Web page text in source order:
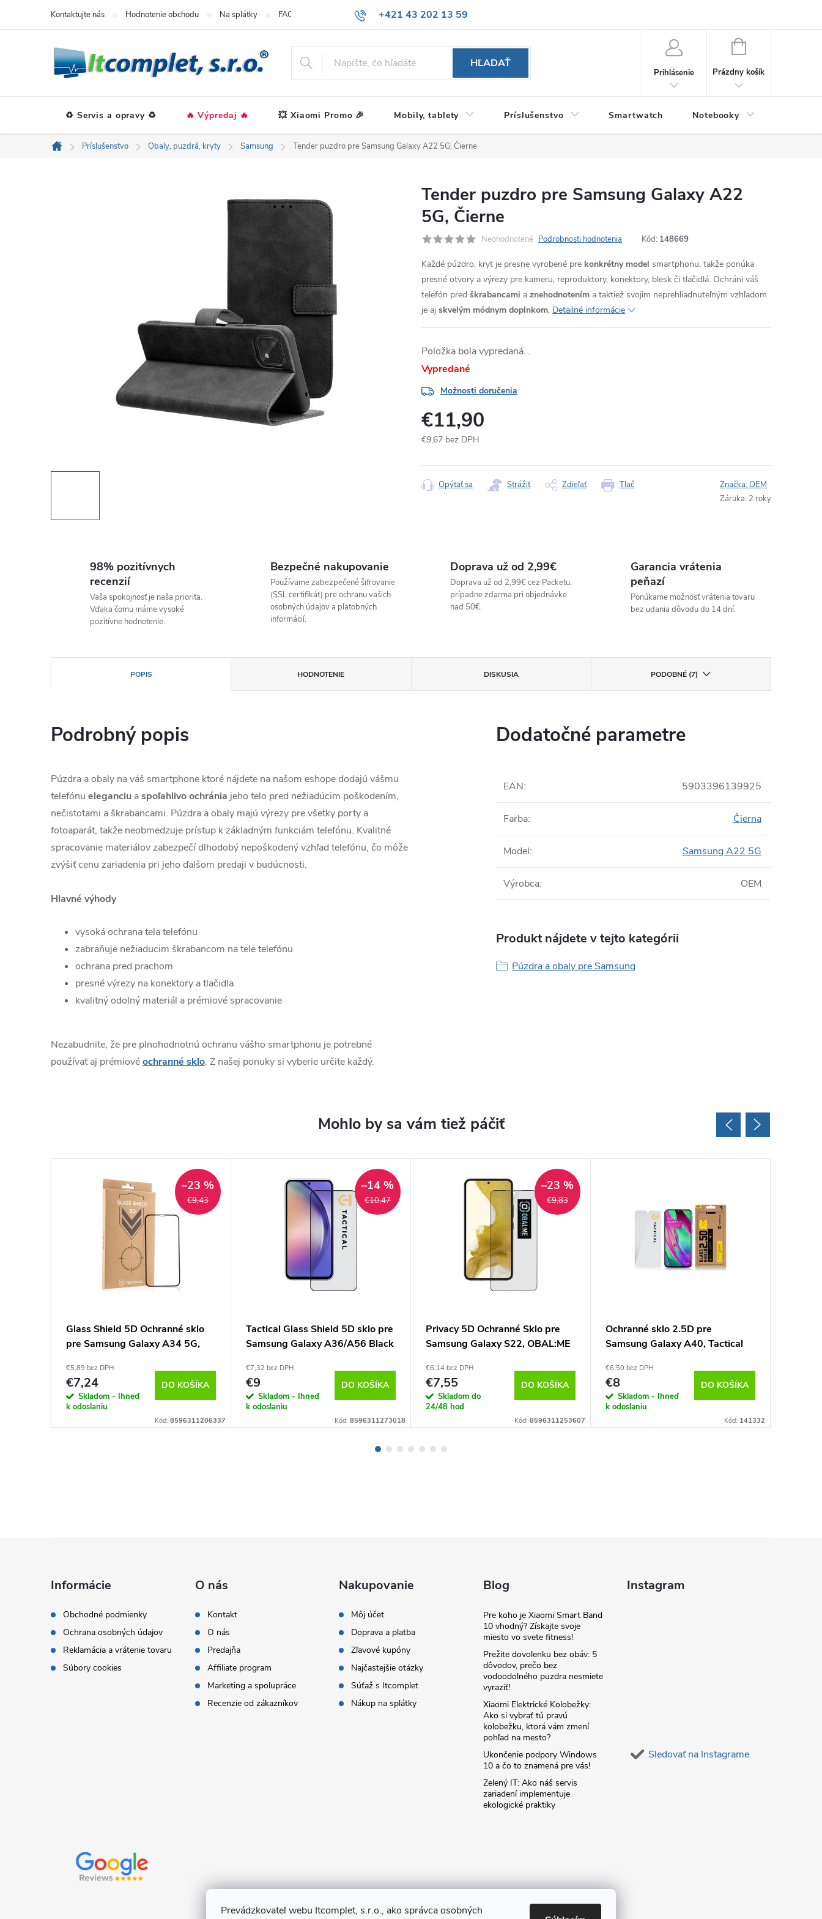
Prevádzkovateľ webu Itcomplet, s.r.o., ako správca osobných
+421 43 202 13 59
Kontaktujte nás Hodnotenie obchodu Na splátky FAQ
HĽADAŤ
Prihlásenie
NÁKUPNÝ
Prázdny košík
♻️ Servis a opravy ♻️ 🔥 Výpredaj 🔥 💥 Xiaomi Promo 🎉 Mobily, tablety Príslušenstvo Smartwatch Notebooky
Domov
Príslušenstvo Obaly, puzdrá, kryty Samsung Tender puzdro pre Samsung Galaxy A22 5G, Čierne
Tender puzdro pre Samsung Galaxy A22
5G, Čierne
Neohodnotené Podrobnosti hodnotenia Kód: 148669
Každé púzdro, kryt je presne vyrobené pre konkrétny model smartphonu, takže ponúka
presné otvory a výrezy pre kameru, reproduktory, konektory, blesk či tlačidlá. Ochráni váš
telefón pred škrabancami a znehodnotením a taktiež svojim neprehliadnuteľným vzhľadom
je aj skvelým módnym doplnkom. Detailné informácie
Položka bola vypredaná…
Vypredané
Možnosti doručenia
€11,90
€9,67 bez DPH
cena:
Tlač
Opýtať sa Strážiť Zdieľať Značka:OEM
Záruka: 2 roky
98% pozitívnych
recenzií
Vaša spokojnosť je naša priorita.
Vďaka čomu máme vysoké
pozitívne hodnotenie.
Bezpečné nakupovanie
Používame zabezpečené šifrovanie
(SSL certifikát) pre ochranu vašich
osobných údajov a platobných
informácií.
Doprava už od 2,99€
Doprava už od 2,99€ cez Packetu,
prípadne zdarma pri objednávke
nad 50€.
Garancia vrátenia
peňazí
Ponúkame možnosť vrátenia tovaru
bez udania dôvodu do 14 dní.
POPIS HODNOTENIE DISKUSIA PODOBNÉ (7)
Podrobný popis
Púzdra a obaly na váš smartphone ktoré nájdete na našom eshope dodajú vášmu
telefónu eleganciu aspoľahlivoochránia jeho telo pred nežiadúcim poškodením,
nečistotami a škrabancami. Púzdra a obaly majú výrezy pre všetky porty a
fotoaparát, takže neobmedzuje prístup k základným funkciám telefónu. Kvalitné
spracovanie materiálov zabezpečí dlhodobý nepoškodený vzhľad telefónu, čo môže
zvýšiť cenu zariadenia pri jeho ďalšom predaji v budúcnosti.
Hlavné výhody
vysoká ochrana tela telefónu
zabraňuje nežiaducim škrabancom na tele telefónu
ochrana pred prachom
presné výrezy na konektory a tlačidla
kvalitný odolný materiál a prémiové spracovanie
Nezabudnite, že pre plnohodnotnú ochranu vášho smartphonu je potrebné
používať aj prémiovéochranné sklo. Z našej ponuky si vyberie určite každý.
Dodatočné parametre
EAN: 5903396139925
Farba: Čierna
Model: Samsung A22 5G
Výrobca: OEM
Produkt nájdete v tejto kategórii
Púzdra a obaly pre Samsung
€9,43
–23 %
Glass Shield 5D Ochranné sklo
pre Samsung Galaxy A34 5G,
€5,89 bez DPH
€7,24
Skladom - Ihneď
k odoslaniu
DO KOŠÍKA
Kód: 8596311206337
€10,47
–14 %
Tactical Glass Shield 5D sklo pre
Samsung Galaxy A36/A56 Black
€7,32 bez DPH
€9
Skladom - Ihneď
k odoslaniu
DO KOŠÍKA
Kód: 8596311273018
€9,83
–23 %
Privacy 5D Ochranné Sklo pre
Samsung Galaxy S22, OBAL:ME
€6,14 bez DPH
€7,55
Skladom do
24/48 hod
DO KOŠÍKA
Kód: 8596311253607
Ochranné sklo 2.5D pre
Samsung Galaxy A40, Tactical
€6,50 bez DPH
€8
Skladom - Ihneď
k odoslaniu
DO KOŠÍKA
Kód: 141332
Informácie
Obchodné podmienky
Ochrana osobných údajov
Reklamácia a vrátenie tovaru
Súbory cookies
O nás
Kontakt
O nás
Predajňa
Affiliate program
Marketing a spolupráce
Recenzie od zákazníkov
Nakupovanie
Môj účet
Doprava a platba
Zľavové kupóny
Najčastejšie otázky
Súťaž s Itcomplet
Nákup na splátky
Blog
Pre koho je Xiaomi Smart Band
10 vhodný? Získajte svoje
miesto vo svete fitness!
Prežite dovolenku bez obáv: 5
dôvodov, prečo bez
vodoodolného puzdra nesmiete
vyraziť!
Xiaomi Elektrické Kolobežky:
Ako si vybrať tú pravú
kolobežku, ktorá vám zmení
pohľad na mesto?
Ukončenie podpory Windows
10 a čo to znamená pre vás!
Zelený IT: Ako náš servis
zariadení implementuje
ekologické praktiky
Instagram
Sledovať na Instagrame